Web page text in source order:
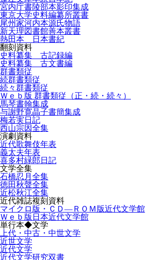
宮内庁書陵部本影印集成
東京大学史料編纂所叢書
尾州家河内本源氏物語
新天理図書館善本叢書
熱田本 日本書紀
翻刻資料
史料纂集 古記録編
史料纂集 古文書編
群書類従
続群書類従
続々群書類従
Ｗｅｂ版 群書類従（正・続・続々）
馬琴書翰集成
与謝野寛晶子書簡集成
梅若実日記
西山宗因全集
演劇資料
近代歌舞伎年表
義太夫年表
喜多村緑郎日記
文学全集
石橋忍月全集
徳田秋聲全集
近松秋江全集
近代雑誌複刻資料
マイクロ版・ＣＤ―ＲＯＭ版近代文学館
Ｗｅｂ版日本近代文学館
単行本◆文学
上代・中古・中世文学
近世文学
近代文学
近代文学研究双書